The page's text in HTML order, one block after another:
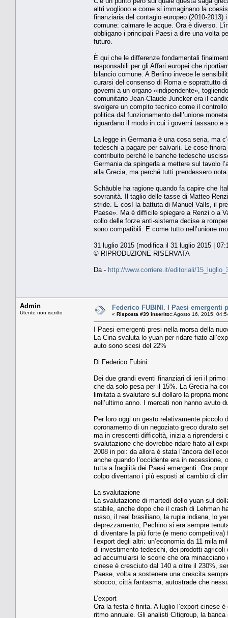
altri vogliono e come si immaginano la
finanziaria del contagio europeo (2010-
comune: calmare le acque. Ora è diverso.
obbligano i principali Paesi a dire una volta
futuro.
È qui che le differenze fondamentali
responsabili per gli Affari europei che
bilancio comune. A Berlino invece le
curarsi del consenso di Roma e soprattutto
governi a un organo «indipendente»,
comunitario Jean-Claude Juncker era il
svolgere un compito tecnico come il
politica dal funzionamento dell’unione
riguardano il modo in cui i governi tassano e
La legge in Germania è una cosa seria, ma
tedeschi a pagare per salvarli. Le cose
contribuito perché le banche tedesche
Germania da spingerla a mettere sul tavolo
alla Grecia, ma perché tutti prendessero nota.
Schäuble ha ragione quando fa capire che
sovranità. Il taglio delle tasse di Matteo
stride. E così la battuta di Manuel Valls, il
Paese». Ma è difficile spiegare a Renzi o a
collo delle forze anti-sistema decise a
sono compatibili. E come tutto nell’unione
31 luglio 2015 (modifica il 31 luglio 2015 |
© RIPRODUZIONE RISERVATA
Da - http://www.corriere.it/editoriali/
Admin
Utente non iscritto
Federico FUBINI. I Paesi
« Risposta #39 inserito::Agosto 16, 2015,
I Paesi emergenti presi nella morsa della
La Cina svaluta lo yuan per ridare fiato
auto sono scesi del 22%
Di Federico Fubini
Dei due grandi eventi finanziari di ieri il
che da solo pesa per il 15%. La Grecia ha
limitata a svalutare sul dollaro la propria
nell’ultimo anno. I mercati non hanno avuto
Per loro oggi un gesto relativamente piccolo
coronamento di un negoziato greco durato
ma in crescenti difficoltà, inizia a riprendersi
svalutazione che dovrebbe ridare fiato
2008 in poi: da allora è stata l’àncora
anche quando l’occidente era in
tutta a fragilità dei Paesi emergenti. Ora
colpo diventano i più esposti al cambio di
La svalutazione
La svalutazione di martedì dello yuan sul
stabile, anche dopo che il crash di Lehman
russo, il real brasiliano, la rupia indiana, lo
deprezzamento, Pechino si era sempre
di diventare la più forte (e meno
l’export degli altri: un’economia da 11 mila
di investimento tedeschi, dei prodotti
ad accumularsi le scorie che ora
cinese è cresciuto dal 140 a oltre il 230%,
Paese, volta a sostenere una crescita
sbocco, città fantasma, autostrade che
L’export
Ora la festa è finita. A luglio l’export cinese
ritmo annuale. Gli analisti Citigroup, la